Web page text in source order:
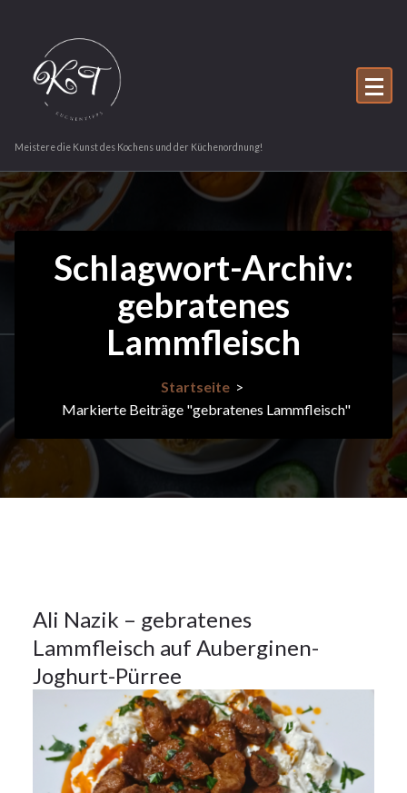
springen
Meistere die Kunst des Kochens und der Küchenordnung!
Schlagwort-Archiv:
gebratenes
Lammfleisch
Startseite >
Markierte Beiträge "gebratenes Lammfleisch"
26
2024
Ali Nazik – gebratenes
Lammfleisch auf Auberginen-
Joghurt-Pürree